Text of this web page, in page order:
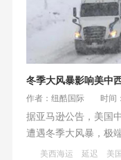
冬季大风暴影响美中
作者：纽酷国际 时间
据亚马逊公告，美国
遭遇冬季大风暴，极
受阻，对亚马逊在该
美西海运 延迟 美